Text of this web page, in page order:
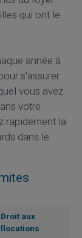
qui ont le
année à
s'assurer
vous avez
votre
rapidement la
dans le
Droit aux